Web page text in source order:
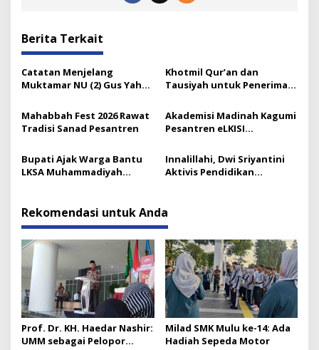
Berita Terkait
Catatan Menjelang
Muktamar NU (2) Gus Yahya
Modern yang Menyandera
Dirinya
Khotmil Qur’an dan
Tausiyah untuk Penerima
Mahabbah Fest 2026 Rawat
Tradisi Sanad Pesantren
Akademisi Madinah Kagumi
Pesantren eLKISI
Bupati Ajak Warga Bantu
LKSA Muhammadiyah
Innalillahi, Dwi Sriyantini
Aktivis Pendidikan
Rekomendasi untuk Anda
Prof. Dr. KH. Haedar Nashir:
UMM sebagai Pelopor
Milad SMK Mulu ke-14: Ada
Hadiah Sepeda Motor